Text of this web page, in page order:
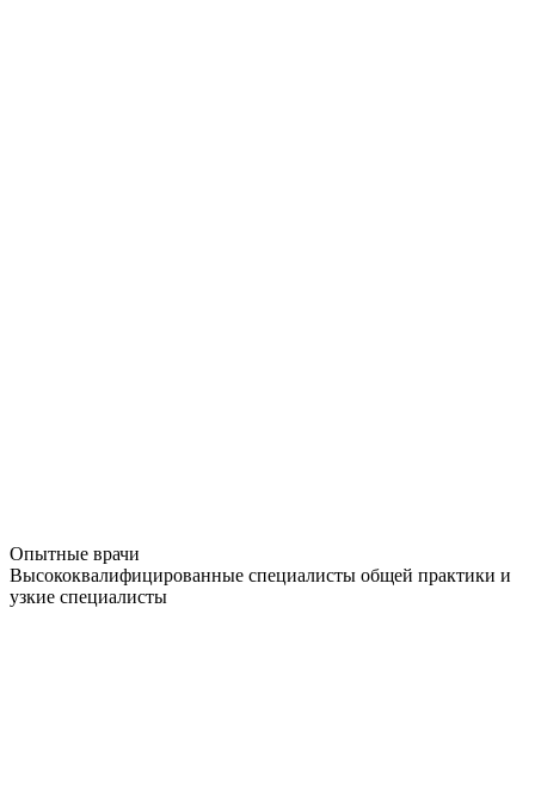
Опытные врачи
Высококвалифицированные специалисты общей практики и
узкие специалисты